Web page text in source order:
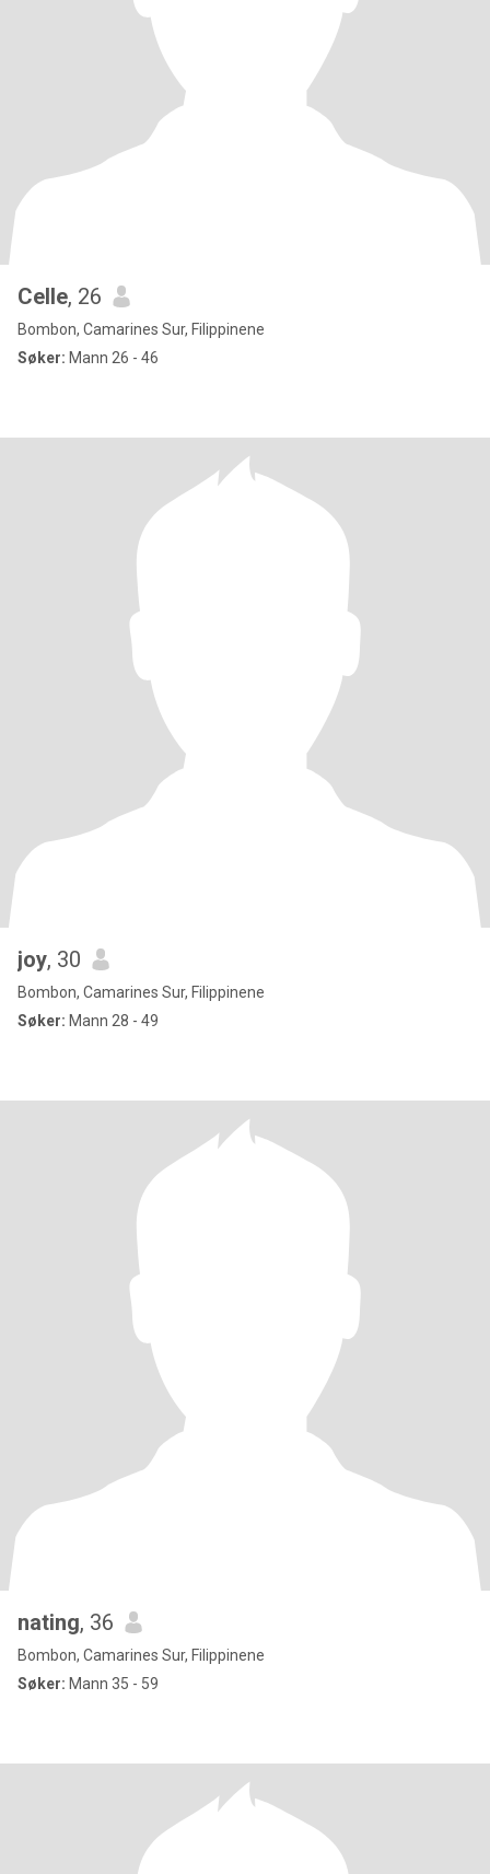
Celle, 26
Bombon, Camarines Sur, Filippinene
Søker: Mann 26 - 46
joy, 30
Bombon, Camarines Sur, Filippinene
Søker: Mann 28 - 49
nating, 36
Bombon, Camarines Sur, Filippinene
Søker: Mann 35 - 59